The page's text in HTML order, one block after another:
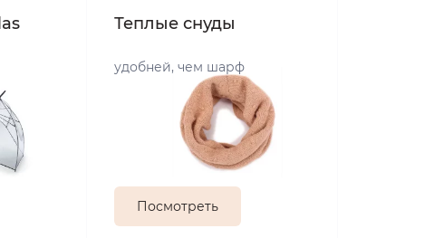
Теплые снуды
удобней, чем шарф
Посмотреть